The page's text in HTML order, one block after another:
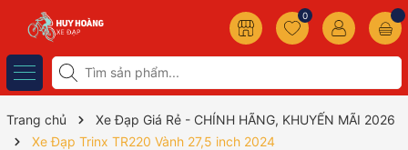
0
Trang chủ
Xe Đạp Giá Rẻ - CHÍNH HÃNG, KHUYẾN MÃI 2026
Xe Đạp Trinx TR220 Vành 27,5 inch 2024